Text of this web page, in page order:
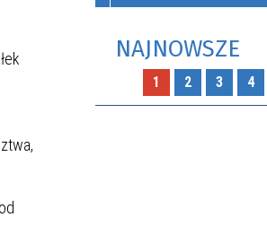
NAJNOWSZE
1 2 3 4